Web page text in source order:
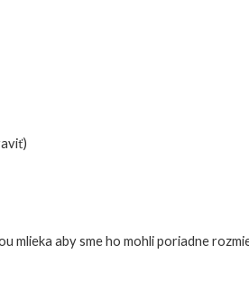
mlieka aby sme ho mohli poriadne